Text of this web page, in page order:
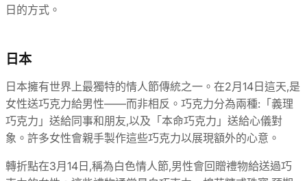
日的方式。
日本
日本擁有世界上最獨特的情人節傳統之一。在2月14日這天,是
女性送巧克力給男性——而非相反。巧克力分為兩種:「義理
巧克力」送給同事和朋友,以及「本命巧克力」送給心儀對
象。許多女性會親手製作這些巧克力以展現額外的心意。
轉折點在3月14日,稱為白色情人節,男性會回贈禮物給送過巧